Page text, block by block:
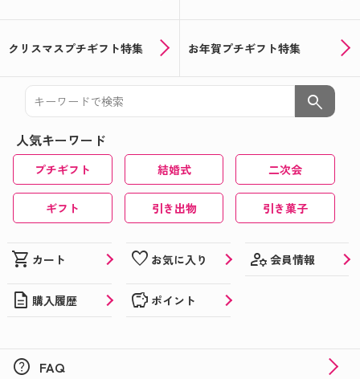
クリスマスプチギフト特集 お年賀プチギフト特集
search
人気キーワード
プチギフト 結婚式 二次会
ギフト 引き出物 引き菓子
shopping_cart カート favorite お気に入り manage_accounts 会員情報
description 購入履歴 savings ポイント
help FAQ